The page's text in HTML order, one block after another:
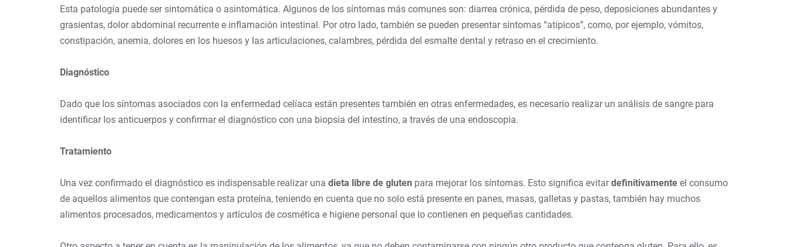
Esta patología puede ser sintomática o asintomática. Algunos de los síntomas más comunes son: diarrea crónica, pérdida de peso, deposiciones abundantes y
grasientas, dolor abdominal recurrente e inflamación intestinal. Por otro lado, también se pueden presentar síntomas “atípicos”, como, por ejemplo, vómitos,
constipación, anemia, dolores en los huesos y las articulaciones, calambres, pérdida del esmalte dental y retraso en el crecimiento.
Diagnóstico
Dado que los síntomas asociados con la enfermedad celíaca están presentes también en otras enfermedades, es necesario realizar un análisis de sangre para
identificar los anticuerpos y confirmar el diagnóstico con una biopsia del intestino, a través de una endoscopia.
Tratamiento
Una vez confirmado el diagnóstico es indispensable realizar una dieta libre de gluten para mejorar los síntomas. Esto significa evitardefinitivamente el consumo
de aquellos alimentos que contengan esta proteína, teniendo en cuenta que no solo está presente en panes, masas, galletas y pastas, también hay muchos
alimentos procesados, medicamentos y artículos de cosmética e higiene personal que lo contienen en pequeñas cantidades.